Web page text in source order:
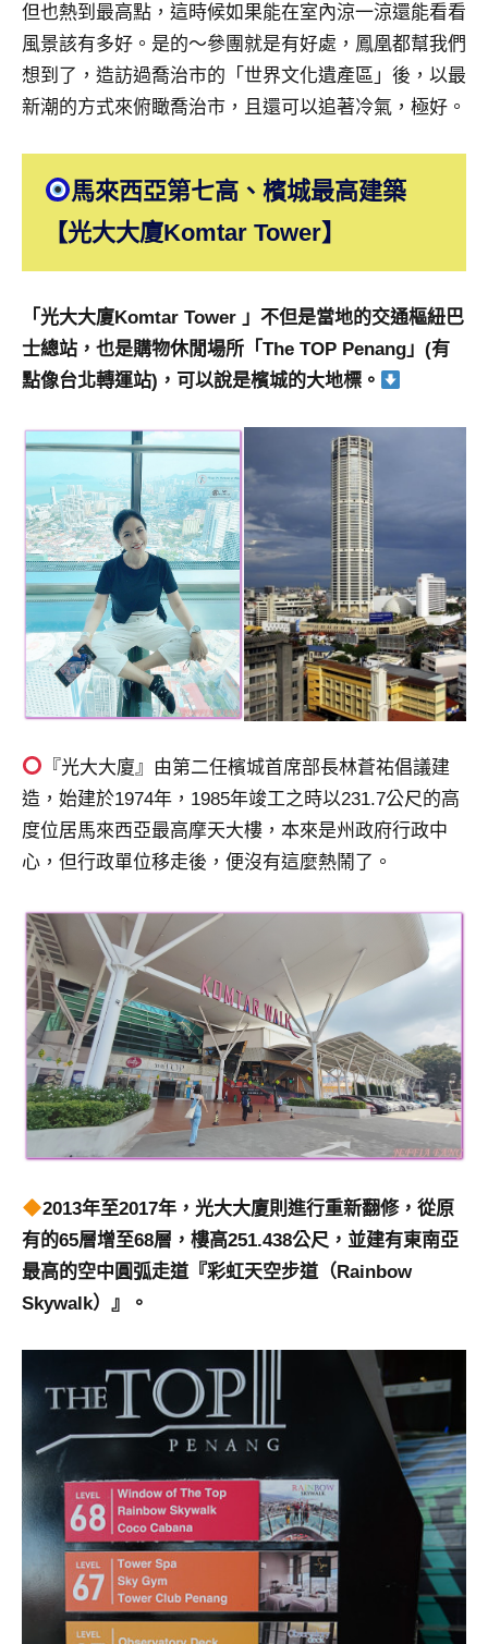
書
作
者、
各
發
主
學
校
企
講
座、
部
落
客
及
旅
雜
誌
專
欄、
光
局
合
達
對
象。
★
但也熱到最高點，這時候如果能在室內涼一涼還能看看
風景該有多好。是的～參團就是有好處，鳳凰都幫我們
想到了，造訪過喬治市的「世界文化遺產區」後，以最
新潮的方式來俯瞰喬治市，且還可以追著冷氣，極好。
馬來西亞第七高、檳城最高建築
【光大大廈Komtar Tower】
「光大大廈Komtar Tower 」不但是當地的交通樞紐巴
士總站，也是購物休閒場所「The TOP Penang」(有
點像台北轉運站)，可以說是檳城的大地標。
『光大大廈』由第二任檳城首席部長林蒼祐倡議建
造，始建於1974年，1985年竣工之時以231.7公尺的高
度位居馬來西亞最高摩天大樓，本來是州政府行政中
心，但行政單位移走後，便沒有這麼熱鬧了。
2013年至2017年，光大大廈則進行重新翻修，從原
有的65層增至68層，樓高251.438公尺，並建有東南亞
最高的空中圓弧走道『彩虹天空步道（Rainbow
Skywalk）』。